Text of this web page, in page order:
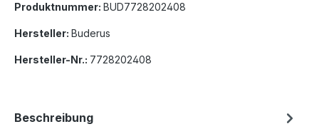
Produktnummer: BUD7728202408
Hersteller: Buderus
Hersteller-Nr.: 7728202408
Beschreibung